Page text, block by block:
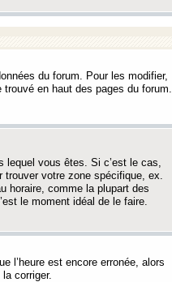
du forum. Pour les modifier,
en haut des pages du forum.
lequel vous êtes. Si c’est le cas,
trouver votre zone spécifique, ex.
horaire, comme la plupart des
le moment idéal de le faire.
l’heure est encore erronée, alors
corriger.